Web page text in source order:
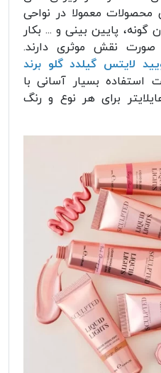
معمولا در نواحی
گونه، پایین بینی و ... بکار
صورت نقش موثری دارند.
لایتس گیلدد گلو برند
استفاده بسیار آسانی با
برای هر نوع و رنگ